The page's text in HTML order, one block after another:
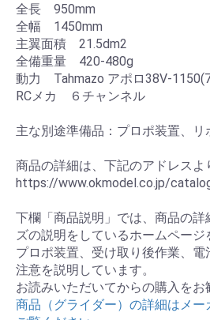
全長 950mm
全幅 1450mm
主翼面積 21.5dm2
全備重量 420-480g
動力 Tahmazo アポロ38V-
RCメカ ６チャンネル
主な別途準備品：プロポ装置、
商品の詳細は、下記のアドレスよ
https://www.okmodel.co.jp/
下欄「商品説明」では、商品の詳
ズの説明をしているホームページ
プロポ装置、受け取り後作業、
注意を説明しています。
お読みいただいてからの購入をお
商品（グライダー）の詳細はメ